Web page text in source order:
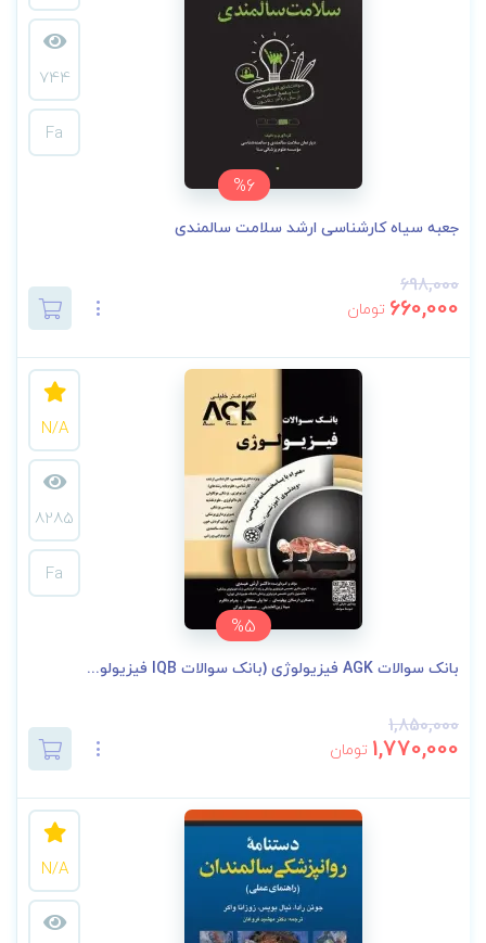
%6
744
Fa
جعبه سیاه کارشناسی ارشد سلامت سالمندی
698,000
660,000 تومان
%5
N/A
8285
Fa
بانک سوالات AGK فیزیولوژی (بانک سوالات IQB فیزیولو...
1,850,000
1,770,000 تومان
N/A